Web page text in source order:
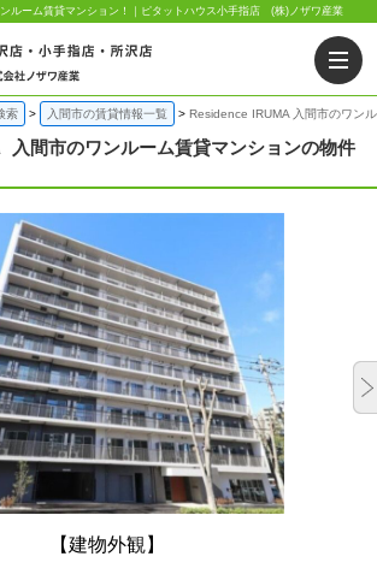
ルーム賃貸マンション！｜ピタットハウス小手指店 (株)ノザワ産業
索 入間市の賃貸情報一覧 Residence IRUMA 入間市のワン
入間市のワンルーム賃貸マンションの物件
【建物外観】